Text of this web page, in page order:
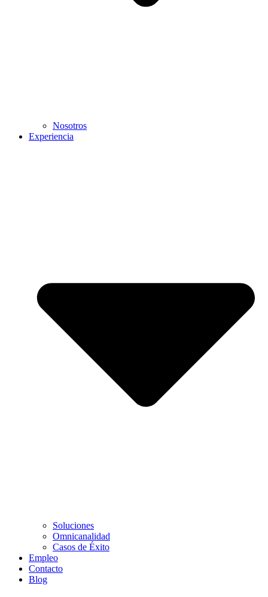
Nosotros
Experiencia
Soluciones
Omnicanalidad
Casos de Éxito
Empleo
Contacto
Blog